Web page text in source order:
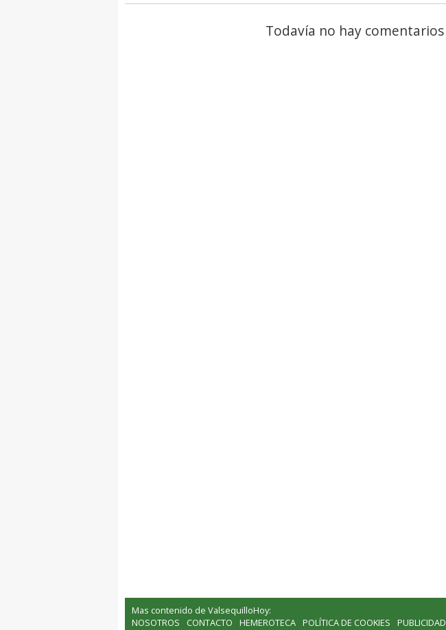
Todavía no hay comentarios
Mas contenido de ValsequilloHoy:
NOSOTROS
CONTACTO HEMEROTECA POLÍTICA DE COOKIES PUBLICIDAD